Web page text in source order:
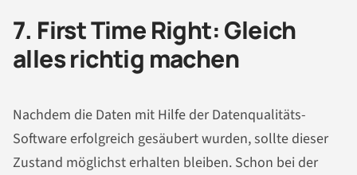
7. First Time Right: Gleich
alles richtig machen
Nachdem die Daten mit Hilfe der Datenqualitäts-
Software erfolgreich gesäubert wurden, sollte dieser
Zustand möglichst erhalten bleiben. Schon bei der